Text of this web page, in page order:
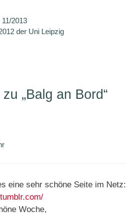
2013
der Uni Leipzig
„Balg an Bord“
eine sehr schöne Seite im Netz:
Woche,